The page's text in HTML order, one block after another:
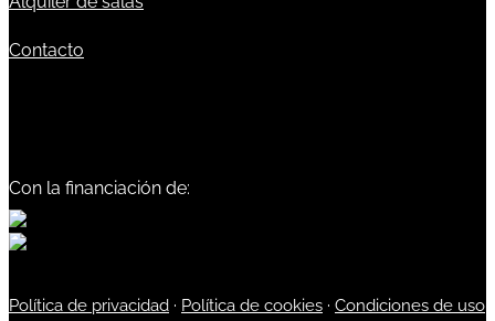
Contacto
Con la financiación de:
Política de privacidad · Política de cookies · Condiciones de uso